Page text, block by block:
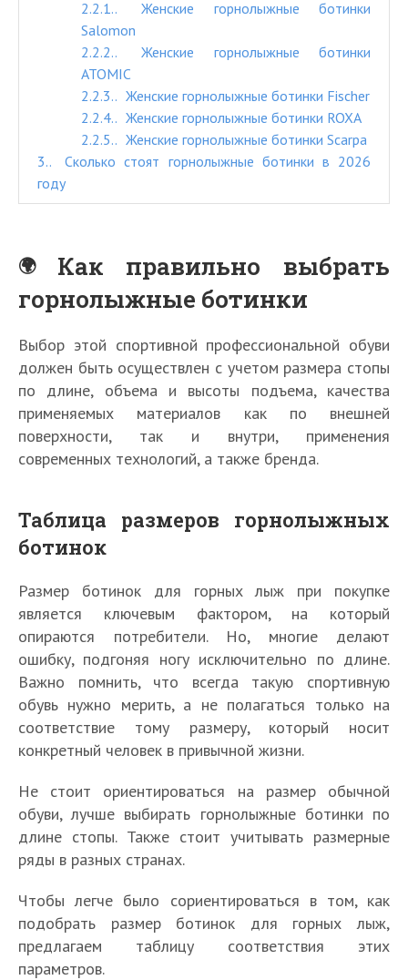
2.2.1.
Женские горнолыжные ботинки
Salomon
2.2.2.
Женские горнолыжные ботинки
ATOMIC
2.2.3.
Женские горнолыжные ботинки Fischer
2.2.4.
Женские горнолыжные ботинки ROXA
2.2.5.
Женские горнолыжные ботинки Scarpa
3.
Сколько стоят горнолыжные ботинки в 2026
году
Как правильно выбрать
горнолыжные ботинки
Выбор этой спортивной профессиональной обуви
должен быть осуществлен с учетом размера стопы
по длине, объема и высоты подъема, качества
применяемых материалов как по внешней
поверхности, так и внутри, применения
современных технологий, а также бренда.
Таблица размеров горнолыжных
ботинок
Размер ботинок для горных лыж при покупке
является ключевым фактором, на который
опираются потребители. Но, многие делают
ошибку, подгоняя ногу исключительно по длине.
Важно помнить, что всегда такую спортивную
обувь нужно мерить, а не полагаться только на
соответствие тому размеру, который носит
конкретный человек в привычной жизни.
Не стоит ориентироваться на размер обычной
обуви, лучше выбирать горнолыжные ботинки по
длине стопы. Также стоит учитывать размерные
ряды в разных странах.
Чтобы легче было сориентироваться в том, как
подобрать размер ботинок для горных лыж,
предлагаем таблицу соответствия этих
параметров.